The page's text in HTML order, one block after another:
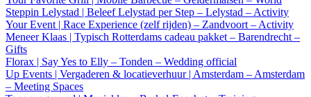
Steppin Lelystad | Beleef Lelystad per Step – Lelystad – Activity
Your Event | Race Experience (zelf rijden) – Zandvoort – Activity
Meneer Klaas | Typisch Rotterdams cadeau pakket – Barendrecht –
Gifts
Florax | Say Yes to Elly – Tonden – Wedding official
Up Events | Vergaderen & locatieverhuur | Amsterdam – Amsterdam
– Meeting Spaces